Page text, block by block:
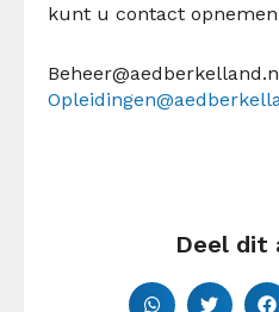
kunt u contact
B
Deel dit